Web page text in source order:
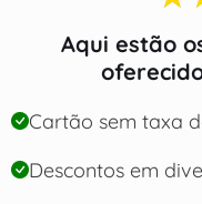
Aqui estão
Cartão sem taxa
Descontos em